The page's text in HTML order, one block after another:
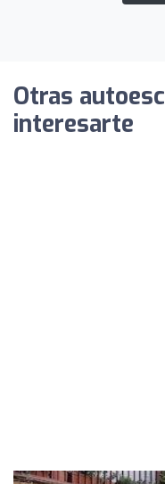
Otras
interesarte